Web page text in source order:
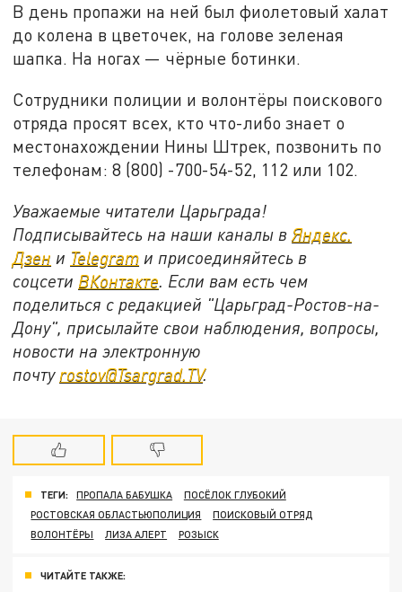
В день пропажи на ней был фиолетовый халат
до колена в цветочек, на голове зеленая
шапка. На ногах — чёрные ботинки.
Сотрудники полиции и волонтёры поискового
отряда просят всех, кто что-либо знает о
местонахождении Нины Штрек, позвонить по
телефонам: 8 (800) -700-54-52, 112 или 102.
Уважаемые читатели Царьграда!
Подписывайтесь на наши каналы в Яндекс.
Дзен и Telegram и присоединяйтесь в
соцсети ВКонтакте . Если вам есть чем
поделиться с редакцией "Царьград-Ростов-на-
Дону", присылайте свои наблюдения, вопросы,
новости на электронную
почту rostov@Tsargrad.ТV.
ТЕГИ: ПРОПАЛА БАБУШКА
ПОСЁЛОК ГЛУБОКИЙ
РОСТОВСКАЯ ОБЛАСТЬЮПОЛИЦИЯ
ПОИСКОВЫЙ ОТРЯД
ВОЛОНТЁРЫ
ЛИЗА АЛЕРТ РОЗЫСК
ЧИТАЙТЕ ТАКЖЕ: